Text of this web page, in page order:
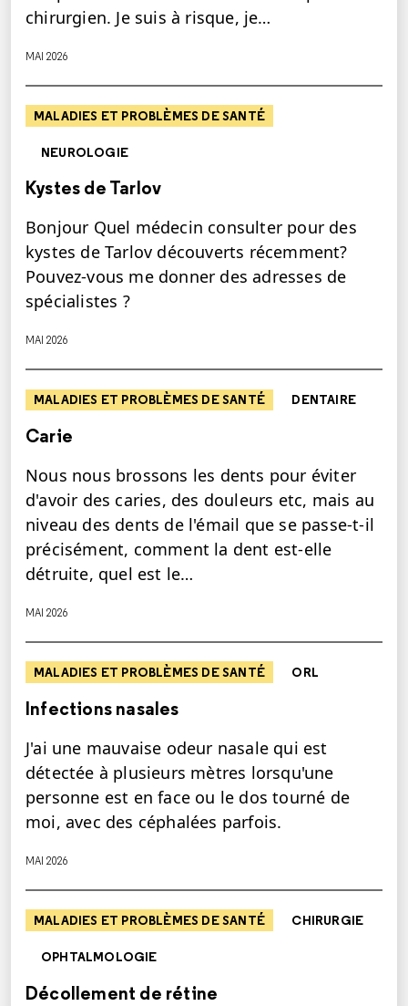
chirurgien. Je suis à risque, je…
MAI 2026
MALADIES ET PROBLÈMES DE SANTÉ
NEUROLOGIE
Kystes de Tarlov
Bonjour Quel médecin consulter pour des
kystes de Tarlov découverts récemment?
Pouvez-vous me donner des adresses de
spécialistes ?
MAI 2026
MALADIES ET PROBLÈMES DE SANTÉ DENTAIRE
Carie
Nous nous brossons les dents pour éviter
d'avoir des caries, des douleurs etc, mais au
niveau des dents de l'émail que se passe-t-il
précisément, comment la dent est-elle
détruite, quel est le…
MAI 2026
MALADIES ET PROBLÈMES DE SANTÉ ORL
Infections nasales
J'ai une mauvaise odeur nasale qui est
détectée à plusieurs mètres lorsqu'une
personne est en face ou le dos tourné de
moi, avec des céphalées parfois.
MAI 2026
MALADIES ET PROBLÈMES DE SANTÉ CHIRURGIE
OPHTALMOLOGIE
Décollement de rétine